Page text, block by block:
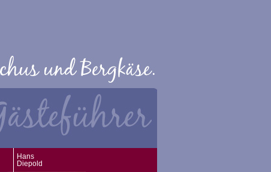
Hans
Diepold